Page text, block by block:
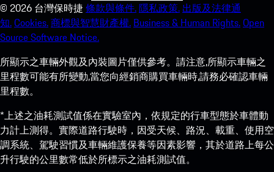
© 2026 台灣保時捷 條款與條件.隱私政策. 出版及法律通
知.Cookies.商標與智慧財產權. Business & Human Rights.Open
Source Software Notice.
所顯示之車輛外觀及內裝圖片僅供參考。請注意,所顯示車輛之
里程數可能有所變動,當您向經銷商購買車輛時,請務必確認車輛
里程數。
*上述之油耗測試值係在實驗室內，依規定的行車型態於車體動
力計上測得。實際道路行駛時，因受天候、路況、載重、使用空
調系統、駕駛習慣及車輛維護保養等因素影響，其於道路上每公
升行駛的公里數常低於所標示之油耗測試值。